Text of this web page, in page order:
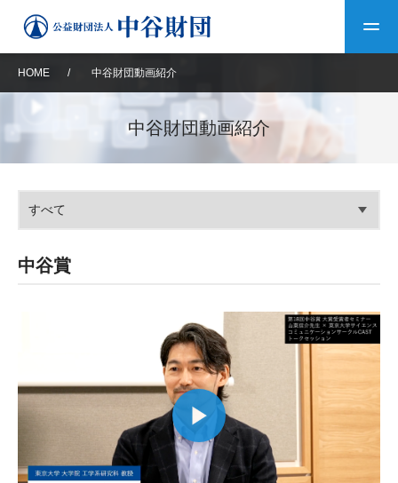
トップ
中谷財団について
中谷財団について
設立趣意書
中谷財団40年史
40年史別冊
公開情報
年報一覧 中谷財団レポート
中谷財団事業紹介
長期大型研究助成
交流助成
大学院生奨学金
国際学生交流プログラ
ム
その他情報
個人情報保護に関する
基本方針
よくあるご質問
お問い合わせ
日本語 English マイページ
HOME / 中谷財団動画紹介
中谷財団動画紹介
中谷賞